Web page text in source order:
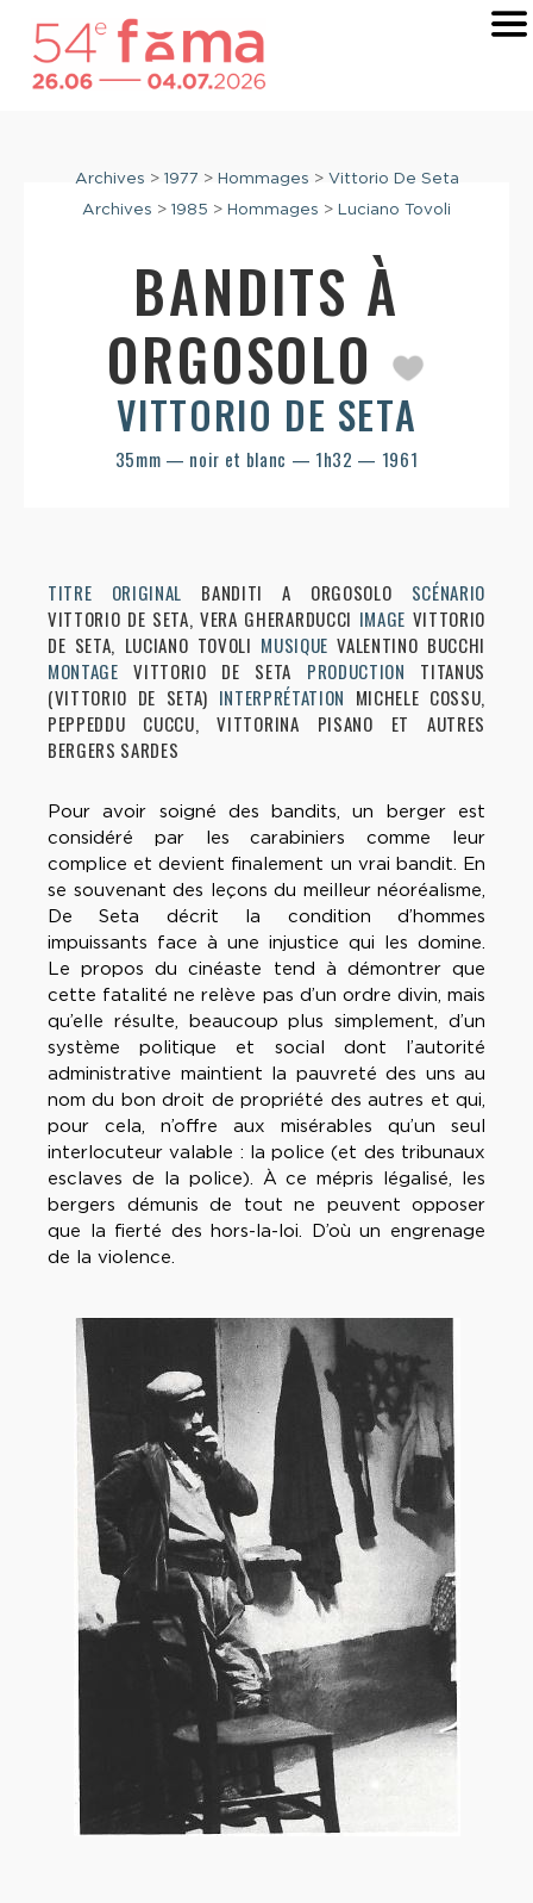
Archives > 1977 > Hommages > Vittorio De Seta
Archives > 1985 > Hommages > Luciano Tovoli
BANDITS À
ORGOSOLO
VITTORIO DE SETA
35mm — noir et blanc — 1h32 — 1961
TITRE ORIGINAL BANDITI A ORGOSOLO SCÉNARIO
VITTORIO DE SETA, VERA GHERARDUCCI IMAGE VITTORIO
DE SETA, LUCIANO TOVOLI MUSIQUEVALENTINO BUCCHI
MONTAGEVITTORIO DE SETA PRODUCTION TITANUS
(VITTORIO DE SETA) INTERPRÉTATION MICHELE COSSU,
PEPPEDDU CUCCU, VITTORINA PISANO ET AUTRES
BERGERS SARDES
Pour avoir soigné des bandits, un berger est
considéré par les carabiniers comme leur
complice et devient finalement un vrai bandit. En
se souvenant des leçons du meilleur néoréalisme,
De Seta décrit la condition d’hommes
impuissants face à une injustice qui les domine.
Le propos du cinéaste tend à démontrer que
cette fatalité ne relève pas d’un ordre divin, mais
qu’elle résulte, beaucoup plus simplement, d’un
système politique et social dont l’autorité
administrative maintient la pauvreté des uns au
nom du bon droit de propriété des autres et qui,
pour cela, n’offre aux misérables qu’un seul
interlocuteur valable : la police (et des tribunaux
esclaves de la police). À ce mépris légalisé, les
bergers démunis de tout ne peuvent opposer
que la fierté des hors-la-loi. D’où un engrenage
de la violence.